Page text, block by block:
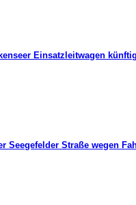
Einsatzleitwagen
Seegefelder Straße wegen